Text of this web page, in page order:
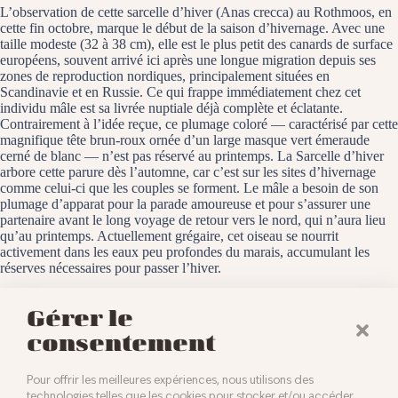
Gérer le
consentement
Pour offrir les meilleures expériences, nous utilisons des
L’observation de cette sarcelle d’hiver (Anas crecca) au Rothmoos, en
cette fin octobre, marque le début de la saison d’hivernage. Avec une
taille modeste (32 à 38 cm), elle est le plus petit des canards de surface
européens, souvent arrivé ici après une longue migration depuis ses
zones de reproduction nordiques, principalement situées en
Scandinavie et en Russie. Ce qui frappe immédiatement chez cet
individu mâle est sa livrée nuptiale déjà complète et éclatante.
Contrairement à l’idée reçue, ce plumage coloré — caractérisé par cette
magnifique tête brun-roux ornée d’un large masque vert émeraude
cerné de blanc — n’est pas réservé au printemps. La Sarcelle d’hiver
arbore cette parure dès l’automne, car c’est sur les sites d’hivernage
comme celui-ci que les couples se forment. Le mâle a besoin de son
plumage d’apparat pour la parade amoureuse et pour s’assurer une
partenaire avant le long voyage de retour vers le nord, qui n’aura lieu
qu’au printemps. Actuellement grégaire, cet oiseau se nourrit
activement dans les eaux peu profondes du marais, accumulant les
réserves nécessaires pour passer l’hiver.